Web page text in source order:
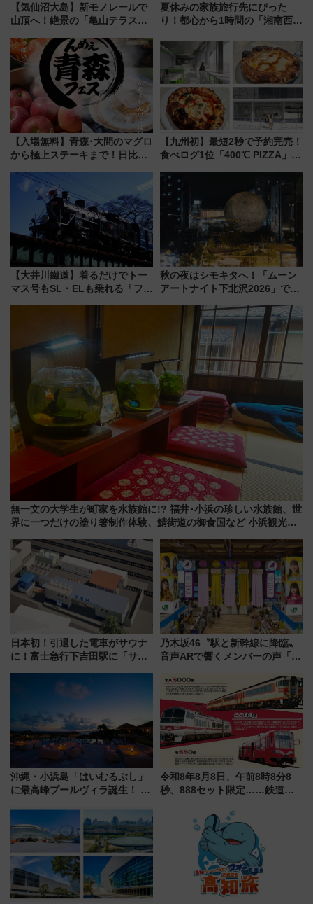
【気仙沼大島】新モノレールで
山頂へ！絶景の「亀山テラス
暇村のお得な日帰りプランも登
場
夏休みの家族旅行先にぴった
り！都心から1時間の「湘南西エ
島とは異なる魅力を持つ今夏の
注目スポット
【入場無料】青森･大間のマグロ
から極上ステーキまで！日比谷
人気フードフェス「肉祭」が同
時開催に！
【九州初】最短2秒で予約完売！
食べログ1位「400℃ PIZZA」が
プン。もつ鍋風など限定メニュ
ーも
【大井川鐵道】着るだけでトー
マス号もSL・ELも乗れる「フリ
秋の夜はシモキタへ！「ムーン
アートナイト下北沢2026」でイ
を満喫しよう
無一文の大学生が町家を水族館に!? 福井･小浜の珍しい水族館、世
界に一つだけの塗り箸制作体験、鯖街道の御食国など 小浜観光レ
日本初！引退した電車がサウナ
に！富士急行下吉田駅に「サ電
業 行き交う電車の音や振動を
乃木坂46〝駅と新幹線に降臨〟
音声ARで響くメンバーの声「真
沖縄・小浜島「はいむるぶし」
に最高峰プールヴィラ誕生！ 石
美旅「何もしない贅沢」を体験
してみない？
令和8年8月8日、午前8時8分8
秒、888セット限定……鉄道各